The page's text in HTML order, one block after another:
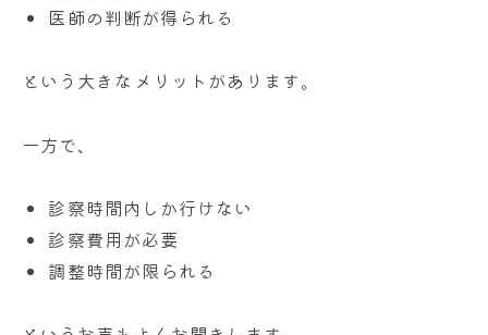
医師の判断が得られる
という大きなメリットがあります。
一方で、
診察時間内しか行けない
診察費用が必要
調整時間が限られる